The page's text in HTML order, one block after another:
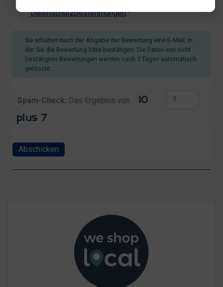
Datenschutzbestimmungen.*
Sie erhalten nach der Abgabe der Bewertung eine E-Mail, in
der Sie die Bewertung bitte bestätigen. Die Daten von nicht
bestätigten Bewertungen werden nach 7 Tagen automatisch
gelöscht.
Spam-Check: Das Ergebnis von
Abschicken